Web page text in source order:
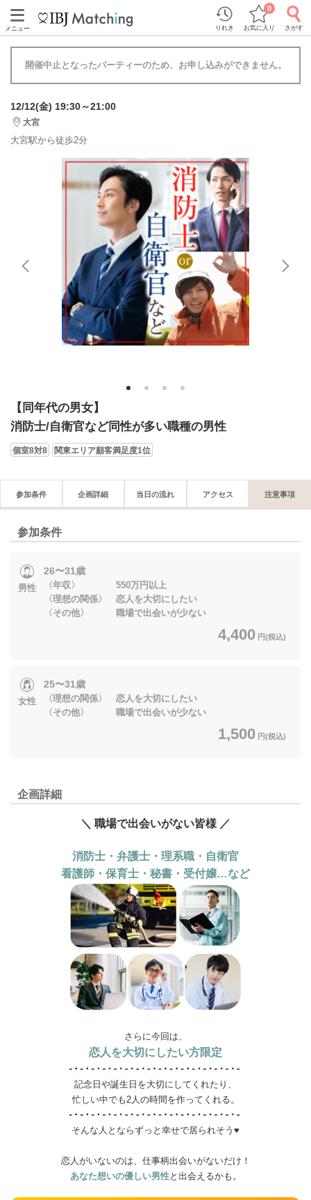
メニュー りれき お気に入り
0
さがす
開催中止となったパーティーのため、お申し込みができません。
12/12(金) 19:30～21:00
大宮
大宮駅から徒歩2分
1 2 3 4
【同年代の男女】
消防士/自衛官など同性が多い職種の男性
個室8対8 関東エリア顧客満足度1位
参加条件 企画詳細 当日の流れ アクセス 注意事項
参加条件
男性
26〜31歳
〈年収〉 550万円以上
〈理想の関係〉 恋人を大切にしたい
〈その他〉 職場で出会いが少ない
4,400 円(税込)
女性
25〜31歳
〈理想の関係〉 恋人を大切にしたい
〈その他〉 職場で出会いが少ない
1,500 円(税込)
企画詳細
＼ 職場で出会いがない皆様 ／
消防士・弁護士・理系職・自衛官
看護師・保育士・秘書・受付嬢…など
さらに今回は、
恋人を大切にしたい方限定
記念日や誕生日を大切にしてくれたり、
忙しい中でも2人の時間を作ってくれる。
そんな人とならずっと幸せで居られそう♥
恋人がいないのは、仕事柄出会いがないだけ！
あなた想いの優しい男性と出会えるかも。